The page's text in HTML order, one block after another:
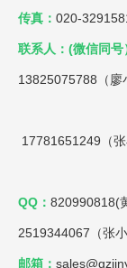
传真： 020-
联系人：(微信同号
13825075788（廖
17781651249（张
QQ： 820990818(
2519344067（张小
邮箱：